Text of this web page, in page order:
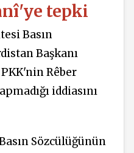
tepki
Basın
Başkanı
Rêber
iddiasını
Sözcülüğünün